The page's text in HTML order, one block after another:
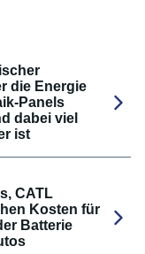
die Energie
Panels
dabei viel
ist
CATL
Kosten für
Batterie